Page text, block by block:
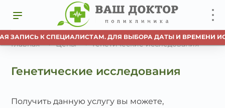
ЗАПИСЬ К СПЕЦИАЛИСТАМ. ДЛЯ ВЫБОРА ДАТЫ И ВРЕМЕНИ
Главная Цены Генетические исследования
Генетические исследования
Получить данную услугу вы можете,